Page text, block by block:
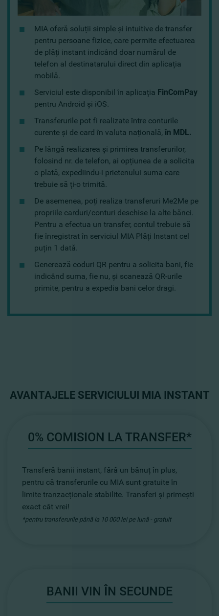
MIA oferă soluții simple și intuitive de transfer
pentru persoane fizice, care permite efectuarea
de plăți instant indicând doar numărul de
telefon al destinatarului direct din aplicația
mobilă.
Serviciul este disponibil în aplicația FinComPay
pentru Android și iOS.
Transferurile pot fi realizate între conturile
curente și de card în valuta națională, în MDL.
Pe lângă realizarea și primirea transferurilor,
folosind nr. de telefon, ai opțiunea de a solicita
o plată, expediindu-i prietenului suma care
trebuie să ți-o trimită.
De asemenea, poți realiza transferuri Me2Me pe
propriile carduri/conturi deschise la alte bănci.
Pentru a efectua un transfer, contul trebuie să
fie înregistrat în serviciul MIA Plăți Instant cel
puțin 1 dată.
Generează coduri QR pentru a solicita bani, fie
indicând suma, fie nu, și scanează QR-urile
primite, pentru a expedia bani celor dragi.
AVANTAJELE SERVICIULUI MIA INSTANT
0% COMISION LA TRANSFER*
Transferă banii instant, fără un bănuț în plus,
pentru că transferurile cu MIA sunt gratuite în
limite tranzacționale stabilite. Transferi și primești
exact cât vrei!
*pentru transferurile până la 10 000 lei pe lună - gratuit
BANII VIN ÎN SECUNDE